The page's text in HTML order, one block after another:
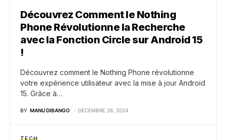
Découvrez Comment le Nothing
Phone Révolutionne la Recherche
avec la Fonction Circle sur Android 15
!
Découvrez comment le Nothing Phone révolutionne
votre expérience utilisateur avec la mise à jour Android
15. Grâce à…
BY MANU DIBANGO DÉCEMBRE 26, 2024
TECH